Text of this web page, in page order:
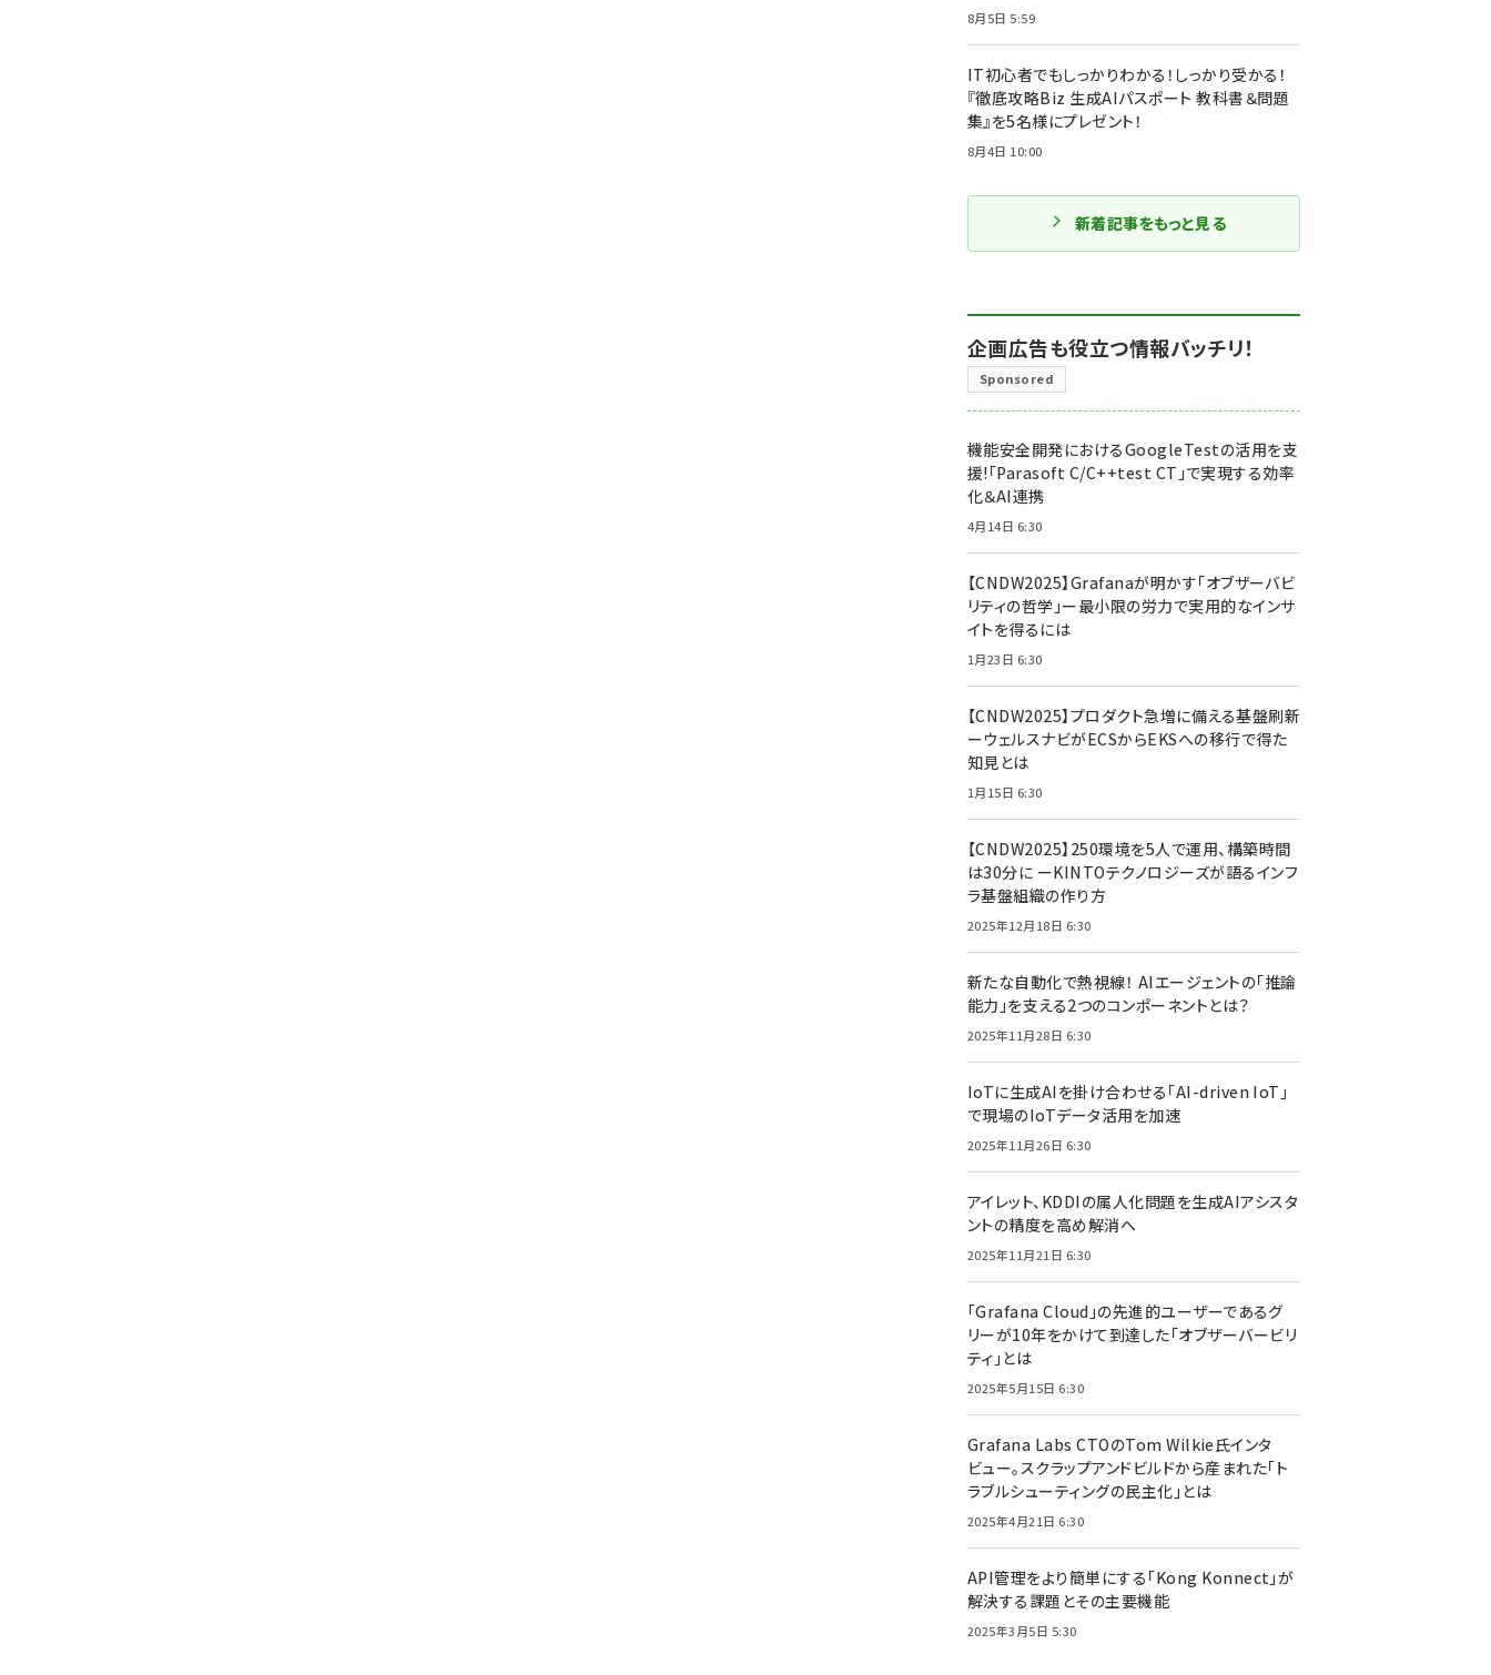
8月5日 5:59
IT初心者でもしっかりわかる！しっかり受かる！
『徹底攻略Biz 生成AIパスポート 教科書＆問題
集』を5名様にプレゼント！
8月4日 10:00
新着記事をもっと見る
企画広告も役立つ情報バッチリ！
Sponsored
機能安全開発におけるGoogleTestの活用を支
援!「Parasoft C/C++test CT」で実現する効率
化＆AI連携
4月14日 6:30
【CNDW2025】Grafanaが明かす「オブザーバビ
リティの哲学」ー最小限の労力で実用的なインサ
イトを得るには
1月23日 6:30
【CNDW2025】プロダクト急増に備える基盤刷新
ーウェルスナビがECSからEKSへの移行で得た
知見とは
1月15日 6:30
【CNDW2025】250環境を5人で運用、構築時間
は30分に ーKINTOテクノロジーズが語るインフ
ラ基盤組織の作り方
2025年12月18日 6:30
新たな自動化で熱視線！ AIエージェントの「推論
能力」を支える2つのコンポーネントとは？
2025年11月28日 6:30
IoTに生成AIを掛け合わせる「AI-driven IoT」
で現場のIoTデータ活用を加速
2025年11月26日 6:30
アイレット、KDDIの属人化問題を生成AIアシスタ
ントの精度を高め解消へ
2025年11月21日 6:30
「Grafana Cloud」の先進的ユーザーであるグ
リーが10年をかけて到達した「オブザーバービリ
ティ」とは
2025年5月15日 6:30
Grafana Labs CTOのTom Wilkie氏インタ
ビュー。スクラップアンドビルドから産まれた「ト
ラブルシューティングの民主化」とは
2025年4月21日 6:30
API管理をより簡単にする「Kong Konnect」が
解決する課題とその主要機能
2025年3月5日 5:30